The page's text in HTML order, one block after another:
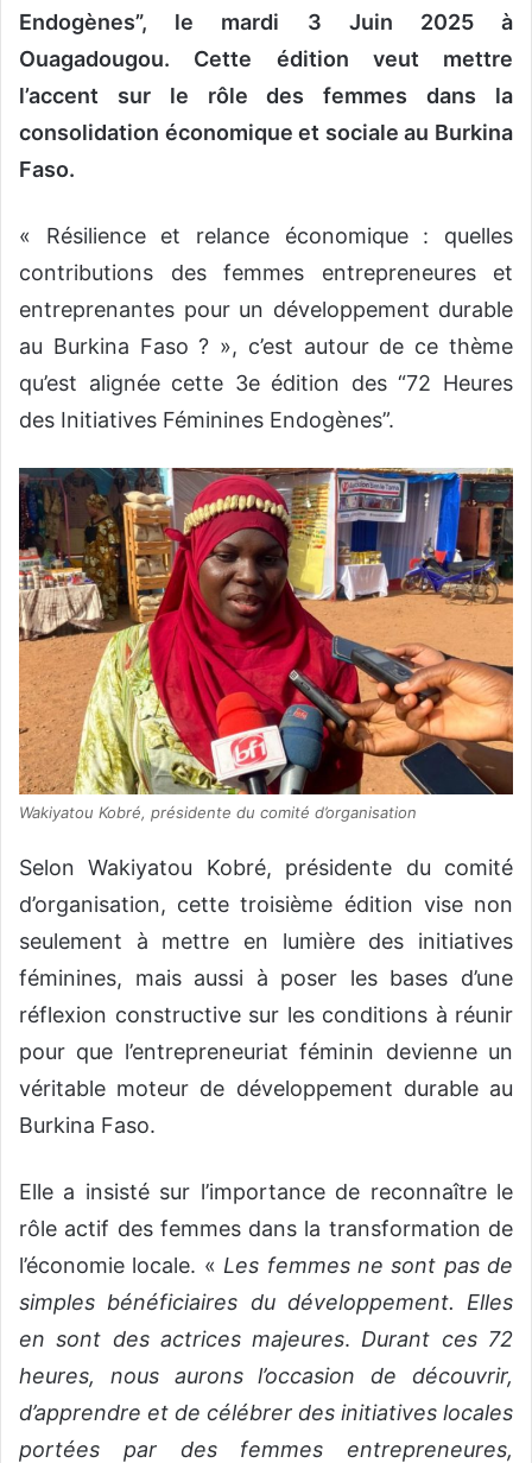
Endogènes”, le mardi 3 Juin 2025 à
Ouagadougou. Cette édition veut mettre
l’accent sur le rôle des femmes dans la
consolidation économique et sociale au Burkina
Faso.
« Résilience et relance économique : quelles
contributions des femmes entrepreneures et
entreprenantes pour un développement durable
au Burkina Faso ? », c’est autour de ce thème
qu’est alignée cette 3e édition des “72 Heures
des Initiatives Féminines Endogènes”.
Wakiyatou Kobré, présidente du comité d’organisation
Selon Wakiyatou Kobré, présidente du comité
d’organisation, cette troisième édition vise non
seulement à mettre en lumière des initiatives
féminines, mais aussi à poser les bases d’une
réflexion constructive sur les conditions à réunir
pour que l’entrepreneuriat féminin devienne un
véritable moteur de développement durable au
Burkina Faso.
Elle a insisté sur l’importance de reconnaître le
rôle actif des femmes dans la transformation de
l’économie locale. « Les femmes ne sont pas de
simples bénéficiaires du développement. Elles
en sont des actrices majeures. Durant ces 72
heures, nous aurons l’occasion de découvrir,
d’apprendre et de célébrer des initiatives locales
portées par des femmes entrepreneures,